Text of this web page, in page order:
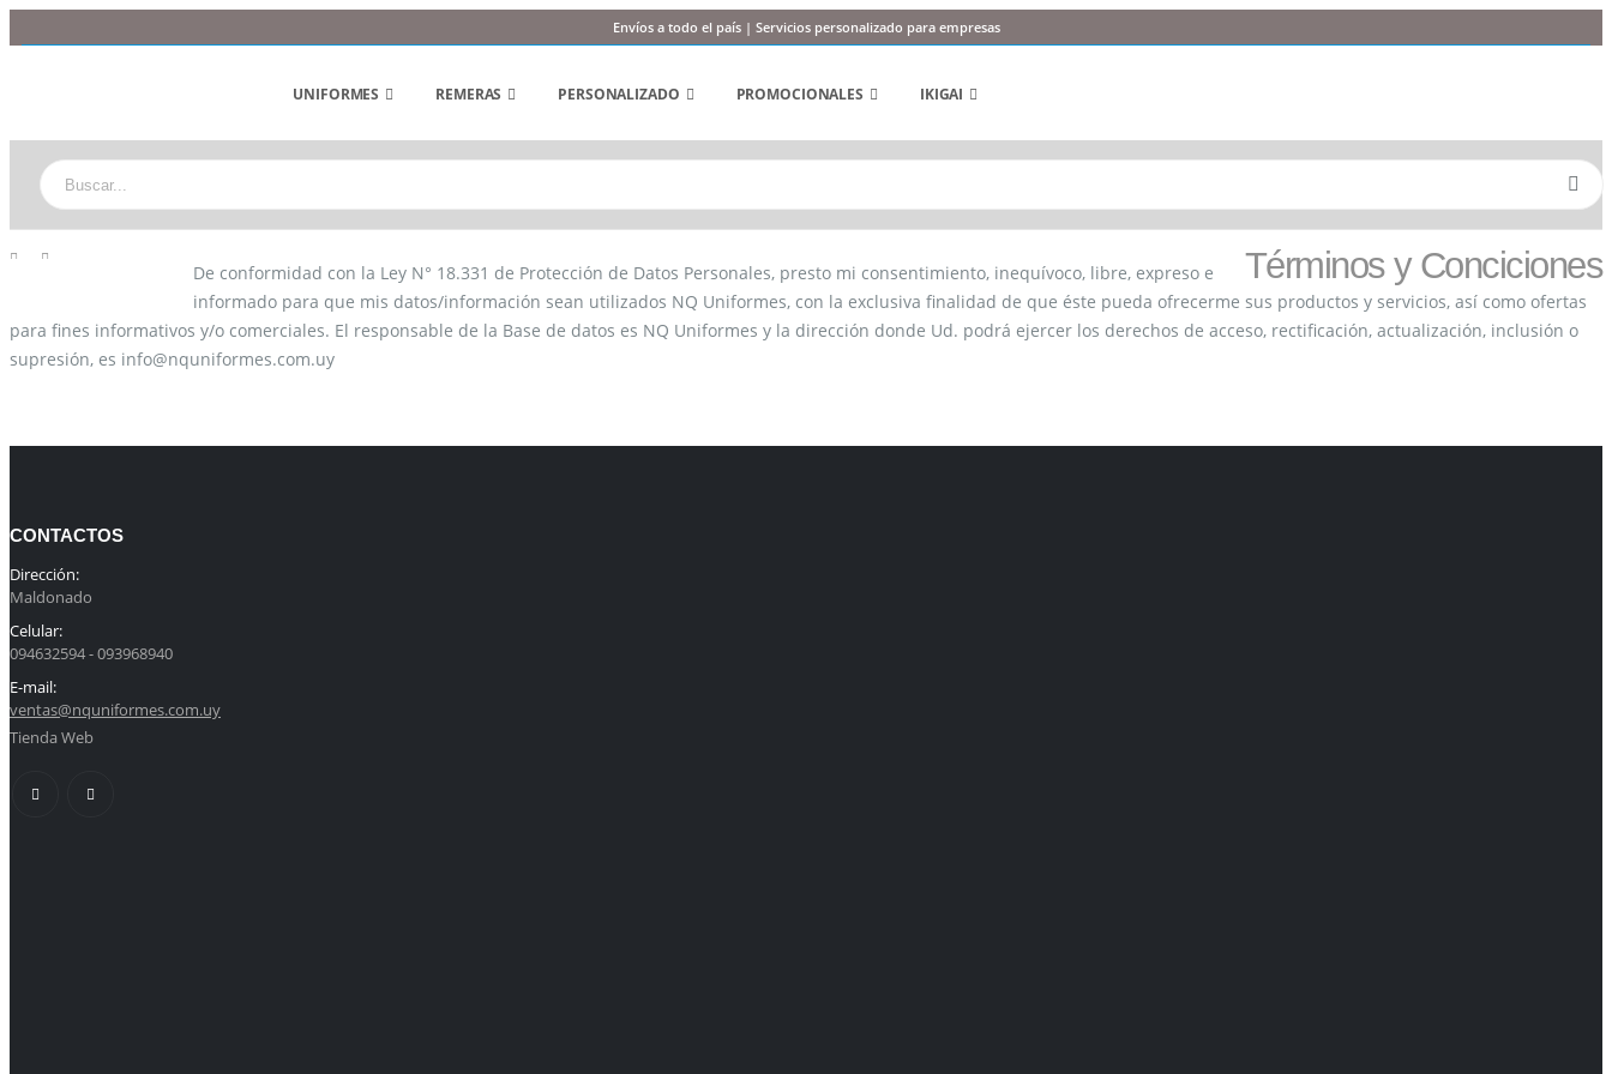
Envíos a todo el país | Servicios personalizado para empresas
UNIFORMES REMERAS PERSONALIZADO PROMOCIONALES IKIGAI
Términos y Conciciones
De conformidad con la Ley N° 18.331 de Protección de Datos Personales, presto mi consentimiento, inequívoco, libre, expreso e
informado para que mis datos/información sean utilizados NQ Uniformes, con la exclusiva finalidad de que éste pueda ofrecerme sus productos y servicios, así como ofertas
para fines informativos y/o comerciales. El responsable de la Base de datos es NQ Uniformes y la dirección donde Ud. podrá ejercer los derechos de acceso, rectificación, actualización, inclusión o
supresión, es info@nquniformes.com.uy
CONTACTOS
Dirección:
Maldonado
Celular:
094632594 - 093968940
E-mail:
ventas@nquniformes.com.uy
Tienda Web